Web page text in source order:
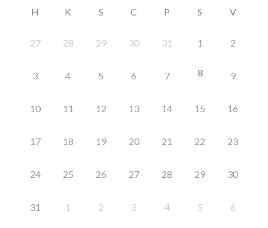
H K S C P S V
27 28 29 30 31 1 2
3 4 5 6 7 8 9
10 11 12 13 14 15 16
17 18 19 20 21 22 23
24 25 26 27 28 29 30
31 1 2 3 4 5 6